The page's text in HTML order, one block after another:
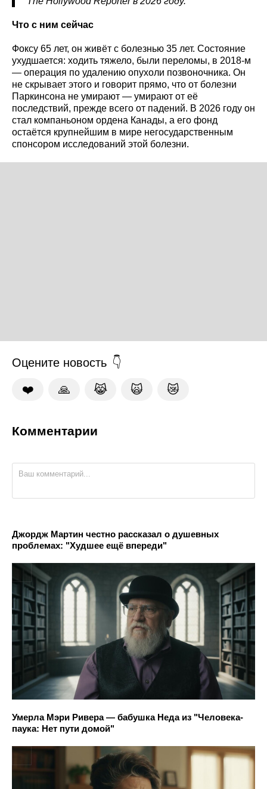
Что с ним сейчас
Фоксу 65 лет, он живёт с болезнью 35 лет. Состояние
ухудшается: ходить тяжело, были переломы, в 2018-м
— операция по удалению опухоли позвоночника. Он
не скрывает этого и говорит прямо, что от болезни
Паркинсона не умирают — умирают от её
последствий, прежде всего от падений. В 2026 году он
стал компаньоном ордена Канады, а его фонд
остаётся крупнейшим в мире негосударственным
спонсором исследований этой болезни.
Оцените новость
❤️ 🙏 😹 🙀 😿
Комментарии
Джордж Мартин честно рассказал о душевных
проблемах: "Худшее ещё впереди"
Умерла Мэри Ривера — бабушка Неда из "Человека-
паука: Нет пути домой"